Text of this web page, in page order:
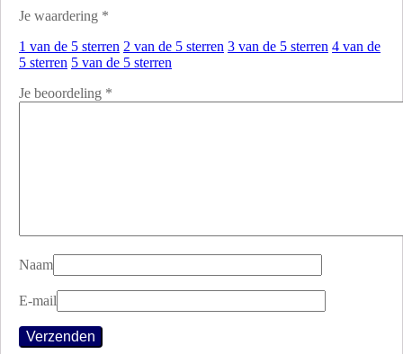
Je waardering *
1 van de 5 sterren 2 van de 5 sterren 3 van de 5 sterren 4 van de
5 sterren 5 van de 5 sterren
Je beoordeling *
Naam
E-mail